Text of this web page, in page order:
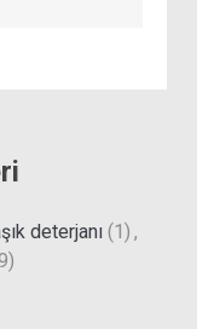
deterjanı (1) ,